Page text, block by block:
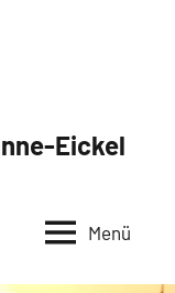
Eickel
Menü